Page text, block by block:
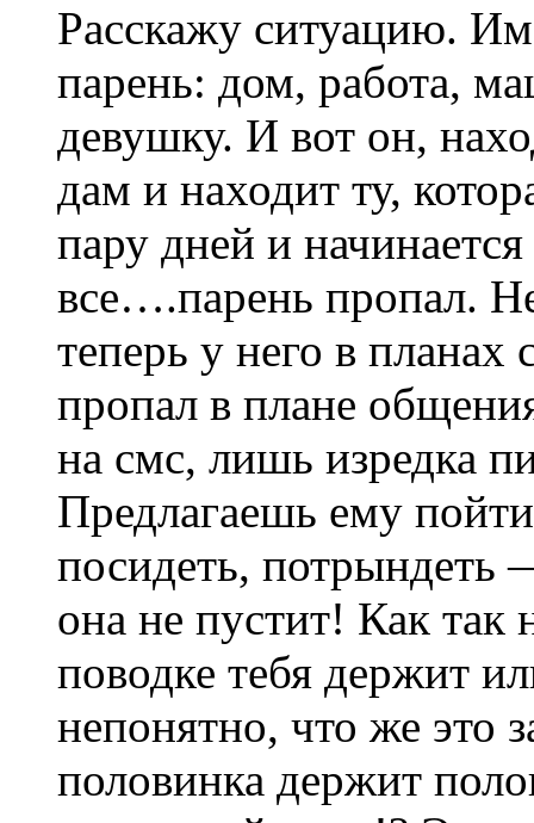
Расскажу ситуацию.
парень: дом, работа,
девушку. И вот он,
дам и находит ту,
пару дней и
все….парень пропал.
теперь у него в планах
пропал в плане
на смс, лишь изредка
Предлагаешь ему
посидеть,
она не пустит! Как так
поводке тебя держит
непонятно, что же это
половинка держит